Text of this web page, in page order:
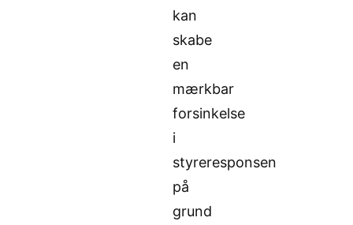
kan
skabe
en
mærkbar
forsinkelse
i
styreresponsen
på
grund